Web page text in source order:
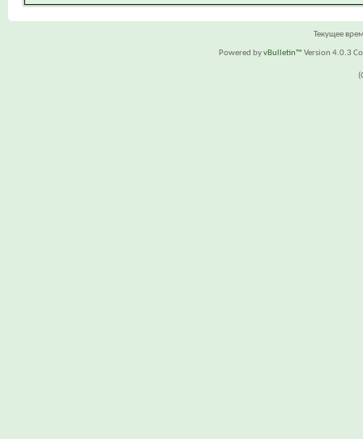
Текущее
Powered byvBulletin™ Version 4.0.3